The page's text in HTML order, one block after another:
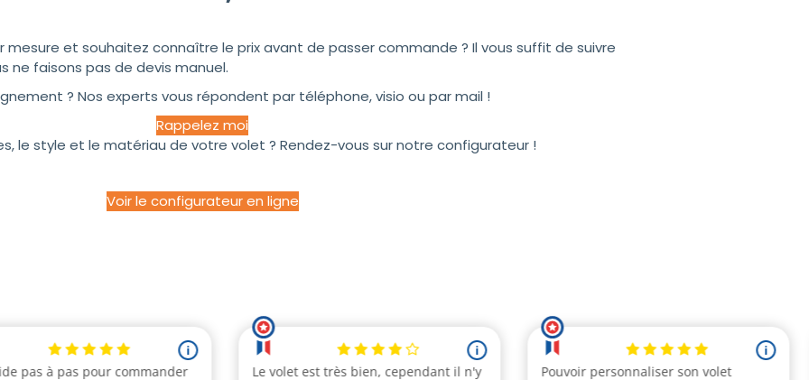
mesure et souhaitez connaître le prix avant de passer commande ? Il vous suffit de suivre
ne faisons pas de devis manuel.
? Nos experts vous répondent par téléphone, visio ou par mail !
Rappelez moi
le style et le matériau de votre volet ? Rendez-vous sur notre configurateur !
Voir le configurateur en ligne